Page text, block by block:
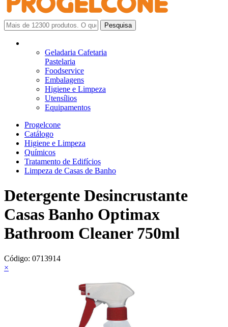
Geladaria Cafetaria
Pastelaria
Foodservice
Embalagens
Higiene e Limpeza
Utensílios
Equipamentos
Progelcone
Catálogo
Higiene e Limpeza
Químicos
Tratamento de Edifícios
Limpeza de Casas de Banho
Detergente Desincrustante
Casas Banho Optimax
Bathroom Cleaner 750ml
Código: 0713914
×